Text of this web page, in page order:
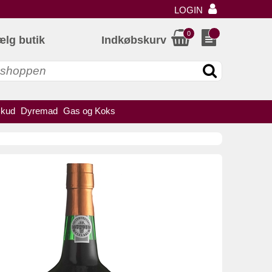
LOGIN
butik
Dyremad Gas og Koks
Indkøbskurv
0